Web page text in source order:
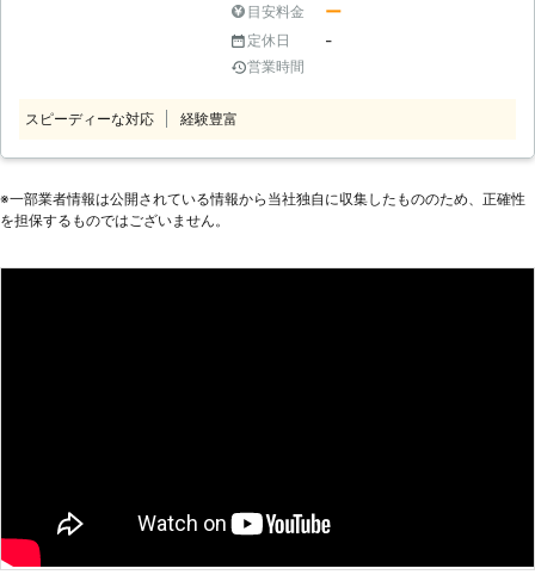
ら不安」 「組立から模様替えのため
家具移動まで依頼したい」 このよう
に家具組立にお困りなら株式会社エフ
は埼玉県春日部市に拠点を置く業者で
ったのに……」「思ったより重くて自
置までお任せください！ 一人暮らし
も受け付けます！お客様の要望に柔軟
ち会える時間が限られている」「どう
目安料金 ー
定休日 -
営業時間
スピーディーな対応 経験豊富
※⼀部業者情報は公開されている情報から当社独⾃に収集したもののため、正確性
を担保するものではございません。